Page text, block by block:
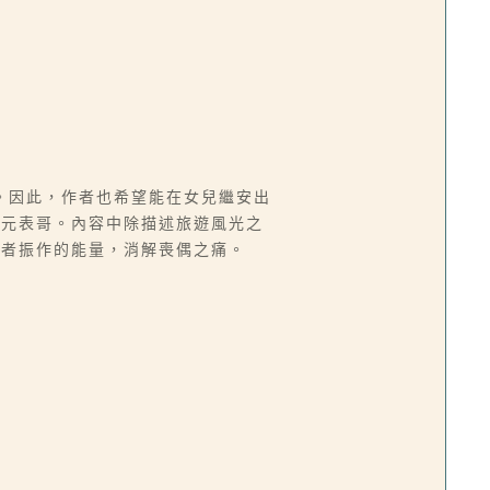
此，作者也希望能在女兒繼安出
表哥。內容中除描述旅遊風光之
振作的能量，消解喪偶之痛。